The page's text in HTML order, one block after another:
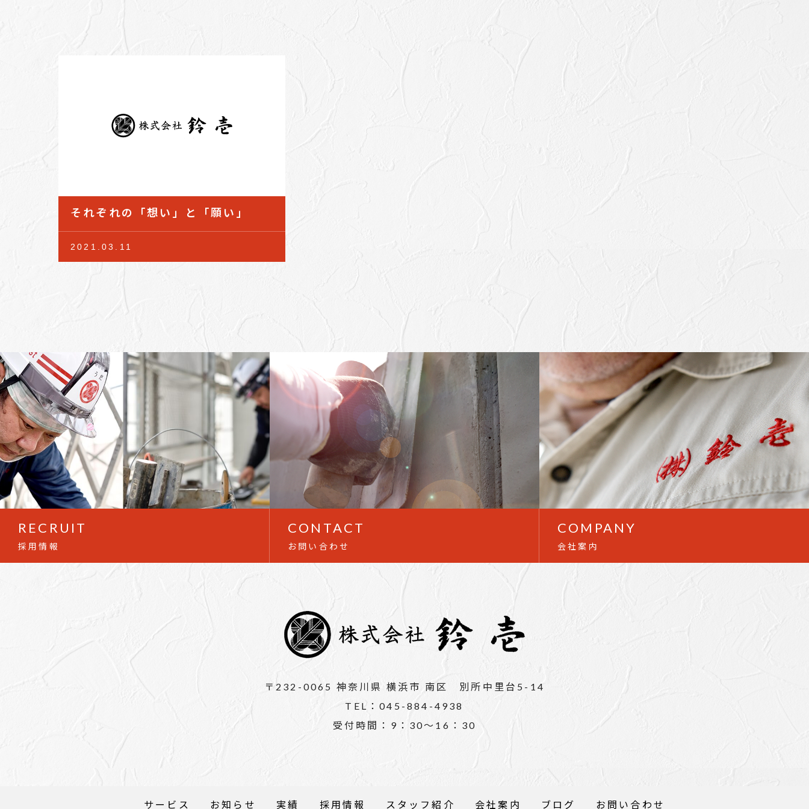
それぞれの「想い」と「願い」
2021.03.11
RECRUIT
採用情報
CONTACT
お問い合わせ
COMPANY
会社案内
〒232-0065 神奈川県 横浜市 南区 別所中里台5-14
TEL：045-884-4938
受付時間：9：30～16：30
サービス お知らせ 実績 採用情報 スタッフ紹介 会社案内 ブログ お問い合わせ